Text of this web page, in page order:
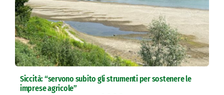
Siccità: “servono subito gli strumenti per sostenere le
imprese agricole”